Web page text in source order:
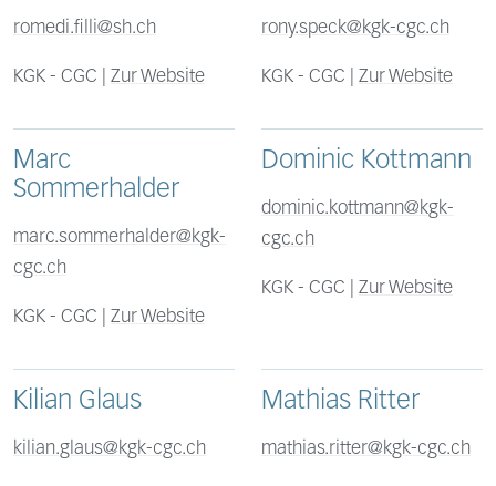
romedi.filli@sh.ch
KGK - CGC | Zur Website
rony.speck@kgk-cgc.ch
KGK - CGC | Zur Website
Marc
Sommerhalder
marc.sommerhalder@kgk-
cgc.ch
KGK - CGC | Zur Website
Dominic Kottmann
dominic.kottmann@kgk-
cgc.ch
KGK - CGC | Zur Website
Kilian Glaus
kilian.glaus@kgk-cgc.ch
Mathias Ritter
mathias.ritter@kgk-cgc.ch